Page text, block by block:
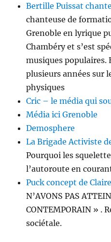
Bertille Puissat chante
chanteuse de
Grenoble en lyrique
Chambéry et s’est
musiques populaires.
plusieurs années sur
physiques
Cric – le média qui
Média ici Grenoble
Demosphere
La Brigade Activiste
Pourquoi les
l’autoroute en
Puck concept de
N’AVONS PAS
CONTEMPORAIN » .
sociétale.